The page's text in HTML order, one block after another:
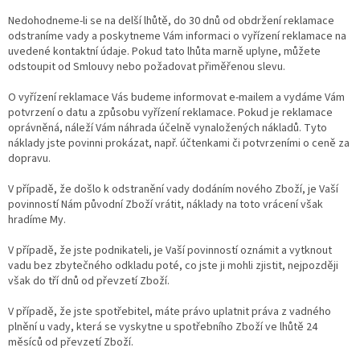
Nedohodneme-li se na delší lhůtě, do 30 dnů od obdržení reklamace
odstraníme vady a poskytneme Vám informaci o vyřízení reklamace na
uvedené kontaktní údaje. Pokud tato lhůta marně uplyne, můžete
odstoupit od Smlouvy nebo požadovat přiměřenou slevu.
O vyřízení reklamace Vás budeme informovat e-mailem a vydáme Vám
potvrzení o datu a způsobu vyřízení reklamace. Pokud je reklamace
oprávněná, náleží Vám náhrada účelně vynaložených nákladů. Tyto
náklady jste povinni prokázat, např. účtenkami či potvrzeními o ceně za
dopravu.
V případě, že došlo k odstranění vady dodáním nového Zboží, je Vaší
povinností Nám původní Zboží vrátit, náklady na toto vrácení však
hradíme My.
V případě, že jste podnikateli, je Vaší povinností oznámit a vytknout
vadu bez zbytečného odkladu poté, co jste ji mohli zjistit, nejpozději
však do tří dnů od převzetí Zboží.
V případě, že jste spotřebitel, máte právo uplatnit práva z vadného
plnění u vady, která se vyskytne u spotřebního Zboží ve lhůtě 24
měsíců od převzetí Zboží.